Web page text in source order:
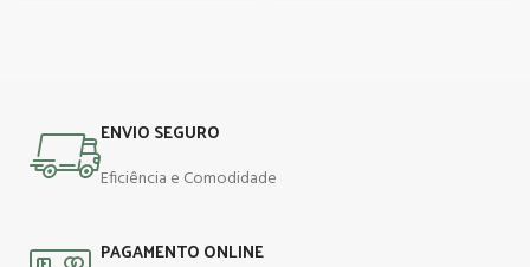
ENVIO SEGURO
Eficiência e Comodidade
PAGAMENTO ONLINE